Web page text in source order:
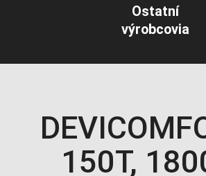
Ostatní
výrobcovia
150T,